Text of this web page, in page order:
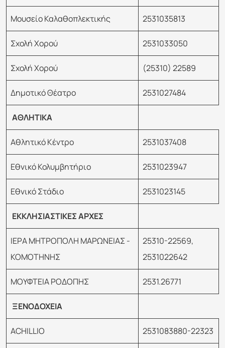
Μουσείο Καλαθοπλεκτικής 2531035813
Σχολή Χορού 2531033050
Σχολή Χορού (25310) 22589
Δημοτικό Θέατρο 2531027484
ΑΘΛΗΤΙΚΑ
Αθλητικό Κέντρο 2531037408
Εθνικό Κολυμβητήριο 2531023947
Εθνικό Στάδιο 2531023145
ΕΚΚΛΗΣΙΑΣΤΙΚΕΣ ΑΡΧΕΣ
ΙΕΡΑ ΜΗΤΡΟΠΟΛΗ ΜΑΡΩΝΕΙΑΣ -
ΚΟΜΟΤΗΝΗΣ
25310-22569,
2531022642
ΜΟΥΦΤΕΙΑ ΡΟΔΟΠΗΣ 2531.26771
ΞΕΝΟΔΟΧΕΙΑ
ACHILLIO 2531083880-22323